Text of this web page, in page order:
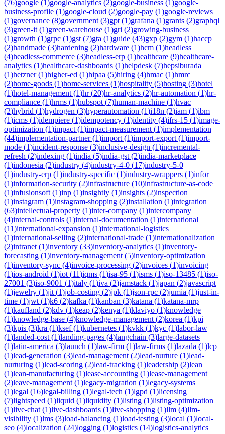
(76)google (1)google-analytics (2)google-business (1)google-
business-profile (1)google-cloud (2)google-pay (1)google-reviews
(1)governance (8)government (3)gpt (1)grafana (1)grants (2)graphql
(3)green-it (1)green-warehouse (1)gri (2)growing-business
(1)growth (1)grpc (1)gst (7)gta (1)guide (43)gxp (2)gym (1)haccp
(2)handmade (3)hardening (2)hardware (1)hcm (1)headless
(4)headless-commerce (3)headless-erp (1)healthcare (9)healthcare-
analytics (1)healthcare-dashboards (1)helpdesk (7)hepsiburada
(1)hetzner(1)higher-ed (1)hipaa (5)hiring (4)hmac (1)hmrc
(2)home-goods (1)home-services (1)hospitality (5)hosting (3)hotel
(1)hotel-management (1)hr(20)hr-analytics (2)hr-automation (1)hr-
compliance (1)hrms (1)hubspot (7)human-machine (1)hvac
(2)hybrid (1)hydrogen (3)hyperautomation (1)i18n (2)iam (1)ibm
(1)icms (1)idempiere (1)idempotency (1)identity (4)ifrs-15 (1)image-
optimization (1)impact (1)impact-measurement (1)implementation
(44)implementation-partner(1)import (1)import-export (1)import-
mode (1)incident-response (3)inclusive-design (1)incremental-
refresh (2)indexing (1)india (5)india-gst (2)india-marketplace
(1)indonesia (2)industry (4)industry-4-0 (17)industry-5-0
(1)industry-erp (1)industry-specific (1)industry-wrappers (1)infor
(1)information-security (2)infrastructure (10)infrastructure-as-code
(1)infusionsoft (1)inp (1)insightly (1)insights (2)inspection
(1)instagram (1)instagram-shopping (2)installation (1)integration
(63)intellectual-property (1)inter-company (1)intercompany
(4)internal-controls (1)internal-documentation (1)international
(11)international-expansion (1)international-logistics
(1)international-selling (2)international-trade (1)internationalization
(2)intranet (1)inventory (33)inventory-analytics (1)inventory-
forecasting (1)inventory-management (5)inventory-optimization
(1)inventory-sync (4)invoice-processing (2)invoices (1)invoicing
(1)ios-android (1)iot (11)iqms (1)isa-95 (1)isms (1)iso-13485 (1)iso-
27001 (3)iso-9001 (1)italy (1)iva (2)jamstack (1)japan (2)javascript
(1)jewelry (1)jit (1)job-costing (2)jpk (1)json-rpc (2)jumia (1)just-in-
time (1)jwt (1)k6 (2)kafka (1)kanban (3)katana (1)katana-mrp
(1)kaufland (2)kdv (1)keap (2)kenya (1)klaviyo (1)knowledge
(1)knowledge-base (4)knowledge-management (2)korea (1)kpi
(3)kpis (3)kra (1)ksef(1)kubernetes (1)kvkk (1)kyc (1)labor-law
(1)landed-cost (1)landing-pages (4)langchain (3)large-datasets
(1)latin-america (3)launch (1)law-firm (1)law-firms (1)lazada (1)lcp
(1)lead-generation (3)lead-management (2)lead-nurture (1)lead-
nurturing (1)lead-scoring (2)lead-tracking (1)leadership (2)lean
(1)lean-manufacturing (1)lease-accounting (1)lease-management
(2)leave-management (1)legacy-migration (1)legacy-systems
(1)legal (16)legal-billing (1)legal-tech (1)lgpd (1)licensing
(7)lightspeed (1)liquid (1)liquidity (1)listing (1)listing-optimization
(1)live-chat (1)live-dashboards (1)live-shopping (1)llm (4)llm-
visibility (1)lms (3)load-balancing (1)load-testing (3)local (1)local-
seo (4)localization (24)logging (1)logistics (14)logistics-analytics